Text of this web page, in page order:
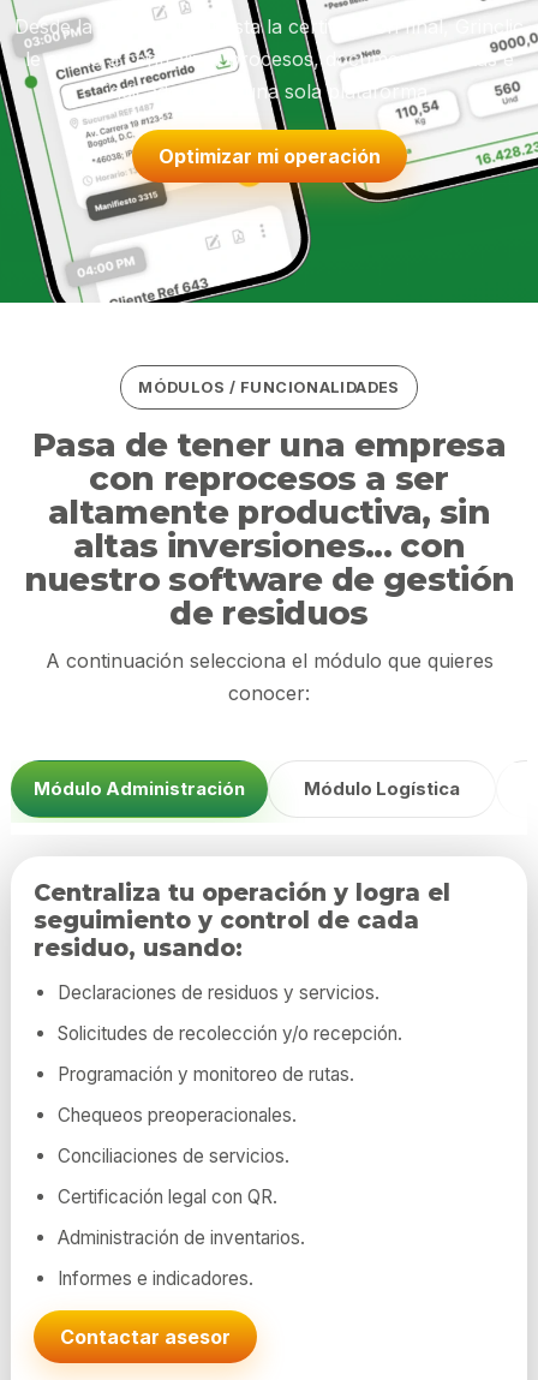
Desde la recolección hasta la certificación final, Grinclic
le ayuda a centralizar procesos, documentos, rutas e
indicadores en una sola plataforma.
Optimizar mi operación
MÓDULOS / FUNCIONALIDADES
Pasa de tener una empresa
con reprocesos a ser
altamente productiva, sin
altas inversiones... con
nuestro software de gestión
de residuos
A continuación selecciona el módulo que quieres
conocer:
Módulo Administración Módulo Logística
Centraliza tu operación y logra el
seguimiento y control de cada
residuo, usando:
Declaraciones de residuos y servicios.
Solicitudes de recolección y/o recepción.
Programación y monitoreo de rutas.
Chequeos preoperacionales.
Conciliaciones de servicios.
Certificación legal con QR.
Administración de inventarios.
Informes e indicadores.
Contactar asesor